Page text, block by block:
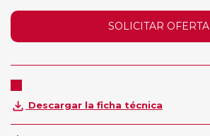
SOLICITAR OFERTA
Descargar la ficha técnica